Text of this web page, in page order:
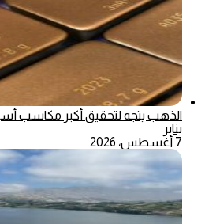
الذهب يتجه لتحقيق أكبر مكاسب
يناير
7 أغسطس، 2026